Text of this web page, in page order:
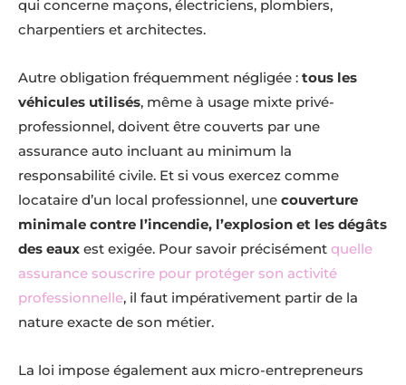
qui concerne maçons, électriciens, plombiers,
charpentiers et architectes.
Autre obligation fréquemment négligée : tous les
véhicules utilisés, même à usage mixte privé-
professionnel, doivent être couverts par une
assurance auto incluant au minimum la
responsabilité civile. Et si vous exercez comme
locataire d’un local professionnel, une couverture
minimale contre l’incendie, l’explosion et les dégâts
des eaux est exigée. Pour savoir précisément quelle
assurance souscrire pour protéger son activité
professionnelle, il faut impérativement partir de la
nature exacte de son métier.
La loi impose également aux micro-entrepreneurs